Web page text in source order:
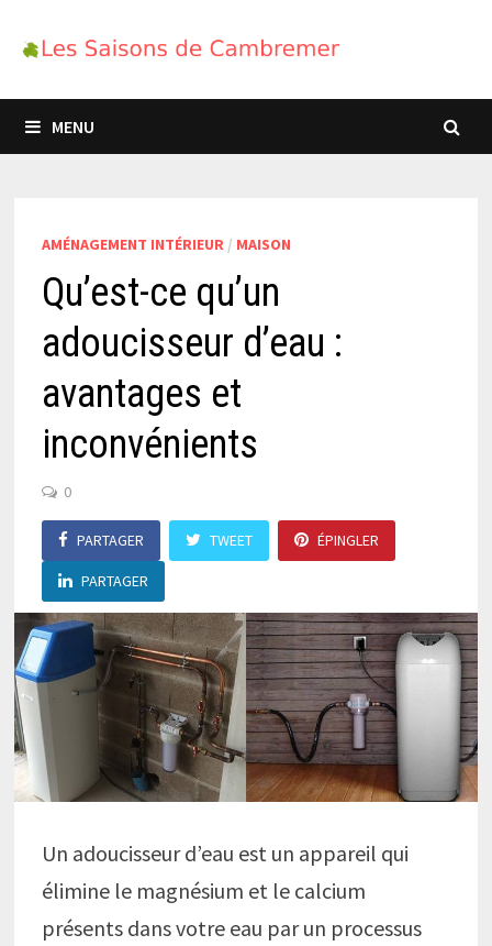
MENU
AMÉNAGEMENT INTÉRIEUR/ MAISON
Qu’est-ce qu’un
adoucisseur d’eau :
avantages et
inconvénients
0
PARTAGER TWEET ÉPINGLER
PARTAGER
Un adoucisseur d’eau est un appareil qui
élimine le magnésium et le calcium
présents dans votre eau par un processus